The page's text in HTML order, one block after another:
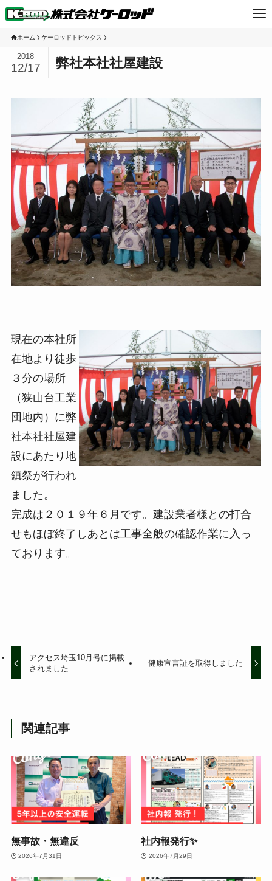
ホーム ケーロッドトピックス
弊社本社社屋建設
2018
12/17
現在の本社所
在地より徒歩
３分の場所
（狭山台工業
団地内）に弊
社本社社屋建
設にあたり地
鎮祭が行われ
ました。
完成は２０１９年６月です。建設業者様との打合
せもほぼ終了しあとは工事全般の確認作業に入っ
ております。
アクセス埼玉10月号に掲載
されました
健康宣言証を取得しました
関連記事
無事故・無違反
2026年7月31日
社内報発行✨
2026年7月29日